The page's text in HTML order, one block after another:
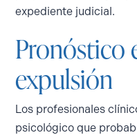
expediente judicial.
Pronóstico
expulsión
Los profesionales
psicológico que